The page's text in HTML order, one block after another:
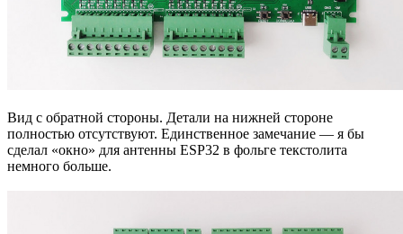
Вид с обратной стороны. Детали на нижней стороне
полностью отсутствуют. Единственное замечание — я бы
сделал «окно» для антенны ESP32 в фольге текстолита
немного больше.